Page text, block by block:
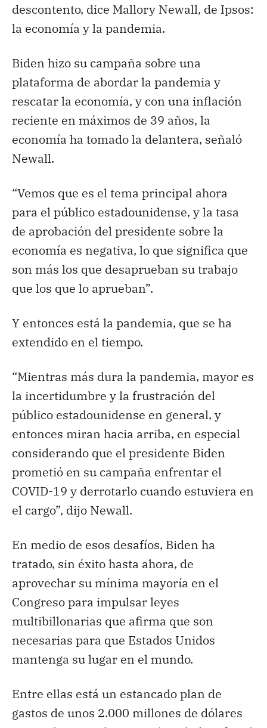
descontento, dice Mallory Newall, de Ipsos:
la economía y la pandemia.
Biden hizo su campaña sobre una
plataforma de abordar la pandemia y
rescatar la economía, y con una inflación
reciente en máximos de 39 años, la
economía ha tomado la delantera, señaló
Newall.
“Vemos que es el tema principal ahora
para el público estadounidense, y la tasa
de aprobación del presidente sobre la
economía es negativa, lo que significa que
son más los que desaprueban su trabajo
que los que lo aprueban”.
Y entonces está la pandemia, que se ha
extendido en el tiempo.
“Mientras más dura la pandemia, mayor es
la incertidumbre y la frustración del
público estadounidense en general, y
entonces miran hacia arriba, en especial
considerando que el presidente Biden
prometió en su campaña enfrentar el
COVID-19 y derrotarlo cuando estuviera en
el cargo”, dijo Newall.
En medio de esos desafíos, Biden ha
tratado, sin éxito hasta ahora, de
aprovechar su mínima mayoría en el
Congreso para impulsar leyes
multibillonarias que afirma que son
necesarias para que Estados Unidos
mantenga su lugar en el mundo.
Entre ellas está un estancado plan de
gastos de unos 2.000 millones de dólares